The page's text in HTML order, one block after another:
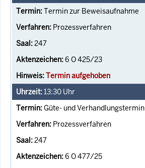
Termin zur Beweisaufnahme
Prozessverfahren
247
6 O 425/23
Termin aufgehoben
13:30 Uhr
Güte- und Verhandlungstermin
Prozessverfahren
247
6 O 477/25